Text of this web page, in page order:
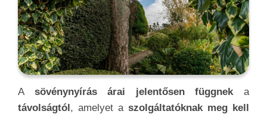
A sövénynyírás árai jelentősen függnek a
távolságtól, amelyet a szolgáltatóknak meg kell